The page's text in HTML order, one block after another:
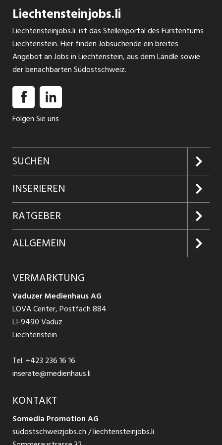
INSERAT ANSEHEN
Liechtensteinjobs.li
Liechtensteinjobs.li. ist das Stellenportal des Fürstentums
Liechtenstein. Hier finden Jobsuchende ein breites
Angebot an Jobs in Liechtenstein, aus dem Ländle sowie
der benachbarten Südostschweiz.
Folgen Sie uns
SUCHEN
Jobs suchen
Jobabo
Firmen entdecken
Jobs in Graubünden
Jobs in St. Gallen
Jobs in Glarus
Jobs in der Südostschweiz
Temporär Jobs
Teilzeit Jobs
Praktikum
INSERIEREN
Kundenlogin
Inserieren
Produkte
Schnittstelle
RATGEBER
Glossar
Ratgeber Bewerbung / Rekrutierung
ALLGEMEIN
AGB
Datenschutzbestimmungen
Nutzungsbedingungen
Impressum
VERMARKTUNG
Vaduzer Medienhaus AG
LOVA Center, Postfach 884
LI-9490 Vaduz
Liechtenstein
Tel. +423 236 16 16
inserate@medienhaus.li
KONTAKT
Somedia Promotion AG
südostschweizjobs.ch / liechtensteinjobs.li